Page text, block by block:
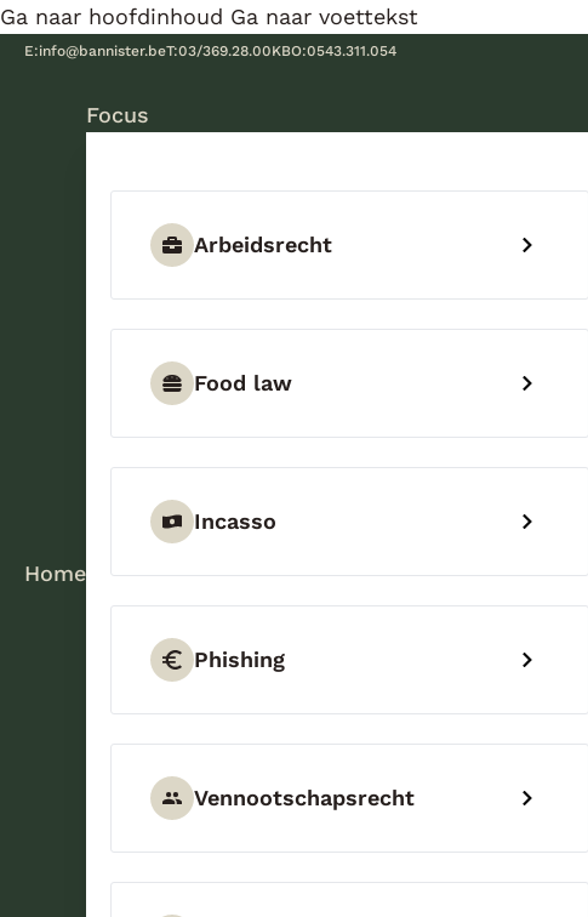
Ga naar hoofdinhoud Ga naar voettekst
E:info@bannister.beT:03/369.28.00KBO:0543.311.054
Home
Focus
Arbeidsrecht
Food law
Incasso
Phishing
Vennootschapsrecht